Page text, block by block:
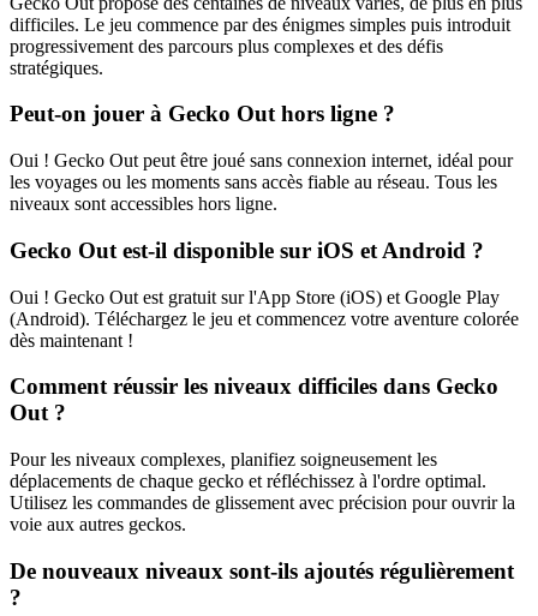
difficiles. Le jeu commence par des énigmes simples puis introduit
progressivement des parcours plus complexes et des défis
stratégiques.
Peut-on jouer à Gecko Out hors ligne ?
Oui ! Gecko Out peut être joué sans connexion internet, idéal pour
les voyages ou les moments sans accès fiable au réseau. Tous les
niveaux sont accessibles hors ligne.
Gecko Out est-il disponible sur iOS et Android ?
Oui ! Gecko Out est gratuit sur l'App Store (iOS) et Google Play
(Android). Téléchargez le jeu et commencez votre aventure colorée
dès maintenant !
Comment réussir les niveaux difficiles dans Gecko
Out ?
Pour les niveaux complexes, planifiez soigneusement les
déplacements de chaque gecko et réfléchissez à l'ordre optimal.
Utilisez les commandes de glissement avec précision pour ouvrir la
voie aux autres geckos.
De nouveaux niveaux sont-ils ajoutés régulièrement
?